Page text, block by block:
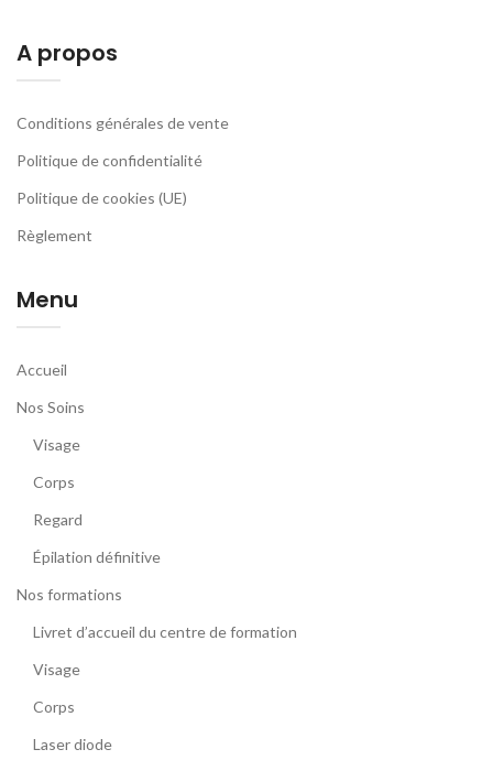
A propos
Conditions générales de vente
Politique de confidentialité
Politique de cookies (UE)
Règlement
Menu
Accueil
Nos Soins
Visage
Corps
Regard
Épilation définitive
Nos formations
Livret d’accueil du centre de formation
Visage
Corps
Laser diode